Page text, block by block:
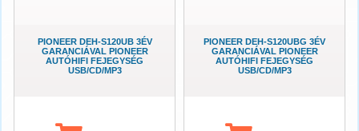
PIONEER DEH-S120UB 3ÉV
GARANCIÁVAL PIONEER
AUTÓHIFI FEJEGYSÉG
USB/CD/MP3
PIONEER DEH-S120UBG 3ÉV
GARANCIÁVAL PIONEER
AUTÓHIFI FEJEGYSÉG
USB/CD/MP3